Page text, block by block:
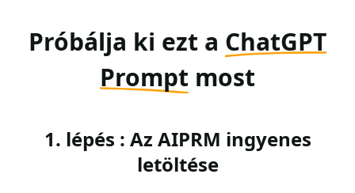
Próbálja ki ezt a ChatGPT
Prompt most
1. lépés : Az AIPRM ingyenes
letöltése